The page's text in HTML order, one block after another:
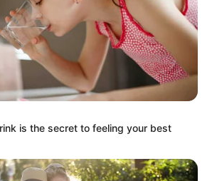
is the secret to feeling your best